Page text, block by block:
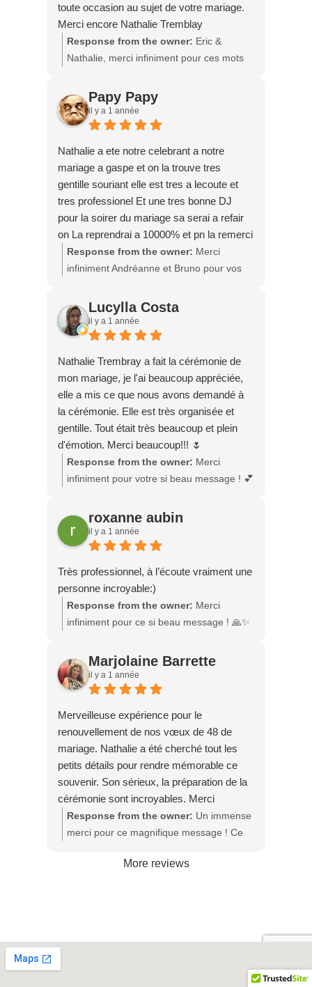
toute occasion au sujet de votre mariage.
Merci encore Nathalie Tremblay
Response from the owner: Eric &
Nathalie, merci infiniment pour ces mots
honorée de partager ce moment si
précieux avec vous et de contribuer, à ma
façon, à la beauté de votre journée. Je
rires et de doux souvenirs. Merci aussi
pour la confiance et la belle référence 🌸
🙏.
Papy Papy
il y a 1 année
Nathalie a ete notre celebrant a notre
mariage a gaspe et on la trouve tres
gentille souriant elle est tres a lecoute et
tres professionel Et une tres bonne DJ
pour la soirer du mariage sa serai a refair
on La reprendrai a 10000% et pn la remerci
andreanne et bruno
Response from the owner: Merci
infiniment Andréanne et Bruno pour vos
plaisir d’être votre célébrante et DJ pour
cette journée exceptionnelle à Gaspé.
Votre amour, votre belle énergie et vos
célébration inoubliable. Je suis vraiment
honorée d’avoir pu contribuer à ce
moment si spécial. Si c'était à refaire, je
dirais oui à 10000 % moi aussi ! Tous mes
vœux de bonheur dans cette belle
aventure à deux 💖 Nathalie
Lucylla Costa
il y a 1 année
Nathalie Trembray a fait la cérémonie de
mon mariage, je l'ai beaucoup appréciée,
elle a mis ce que nous avons demandé à
la cérémonie. Elle est très organisée et
gentille. Tout était très beaucoup et plein
d'émotion. Merci beaucoup!!! 🌷
Response from the owner: Merci
infiniment pour votre si beau message ! 💕
votre mariage et de contribuer à ce
moment si important de votre vie. Je suis
touchée que la cérémonie ait été à la
et fidèle à ce que vous souhaitiez. Votre
confiance et votre gentillesse m'ont
profondément marquée. Tous mes vœux
de bonheur pour la suite !
roxanne aubin
il y a 1 année
Très professionnel, à l’écoute vraiment une
personne incroyable:)
Response from the owner: Merci
infiniment pour ce si beau message ! 🙏✨
vrai bonheur de célébrer votre union.
Votre confiance et votre bienveillance ont
rendu mon rôle encore plus spécial. Je
de complicité 💍❤️
Marjolaine Barrette
il y a 1 année
Merveilleuse expérience pour le
renouvellement de nos vœux de 48 de
mariage. Nathalie a été cherché tout les
petits détails pour rendre mémorable ce
souvenir. Son sérieux, la préparation de la
cérémonie sont incroyables. Merci
beaucoup
Response from the owner: Un immense
merci pour ce magnifique message ! Ce
accompagner pour le renouvellement de
More reviews